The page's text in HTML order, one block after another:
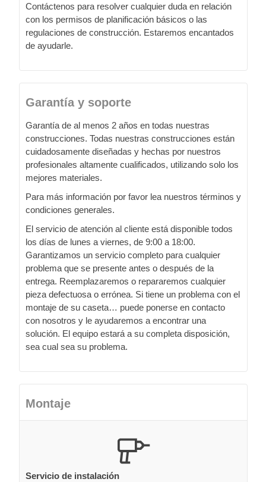
Contáctenos para resolver cualquier duda en relación
con los permisos de planificación básicos o las
regulaciones de construcción. Estaremos encantados
de ayudarle.
Garantía y soporte
Garantía de al menos 2 años en todas nuestras
construcciones. Todas nuestras construcciones están
cuidadosamente diseñadas y hechas por nuestros
profesionales altamente cualificados, utilizando solo los
mejores materiales.
Para más información por favor lea nuestros términos y
condiciones generales.
El servicio de atención al cliente está disponible todos
los días de lunes a viernes, de 9:00 a 18:00.
Garantizamos un servicio completo para cualquier
problema que se presente antes o después de la
entrega. Reemplazaremos o repararemos cualquier
pieza defectuosa o errónea. Si tiene un problema con el
montaje de su caseta… puede ponerse en contacto
con nosotros y le ayudaremos a encontrar una
solución. El equipo estará a su completa disposición,
sea cual sea su problema.
Montaje
Servicio de instalación